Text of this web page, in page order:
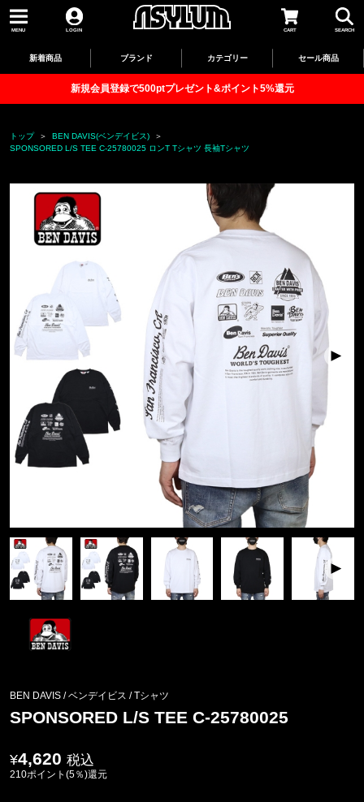
MENU LOGIN CART SEARCH
新着商品 ブランド カテゴリー セール商品
新規会員登録で500ptプレゼント&ポイント5%還元
トップ
BEN DAVIS(ベンデイビス)
SPONSORED L/S TEE C-25780025 ロンT Tシャツ 長袖Tシャツ
BEN DAVIS / ベンデイビス /Tシャツ
SPONSORED L/S TEE C-25780025
4,620 税込
210ポイント(5％)還元